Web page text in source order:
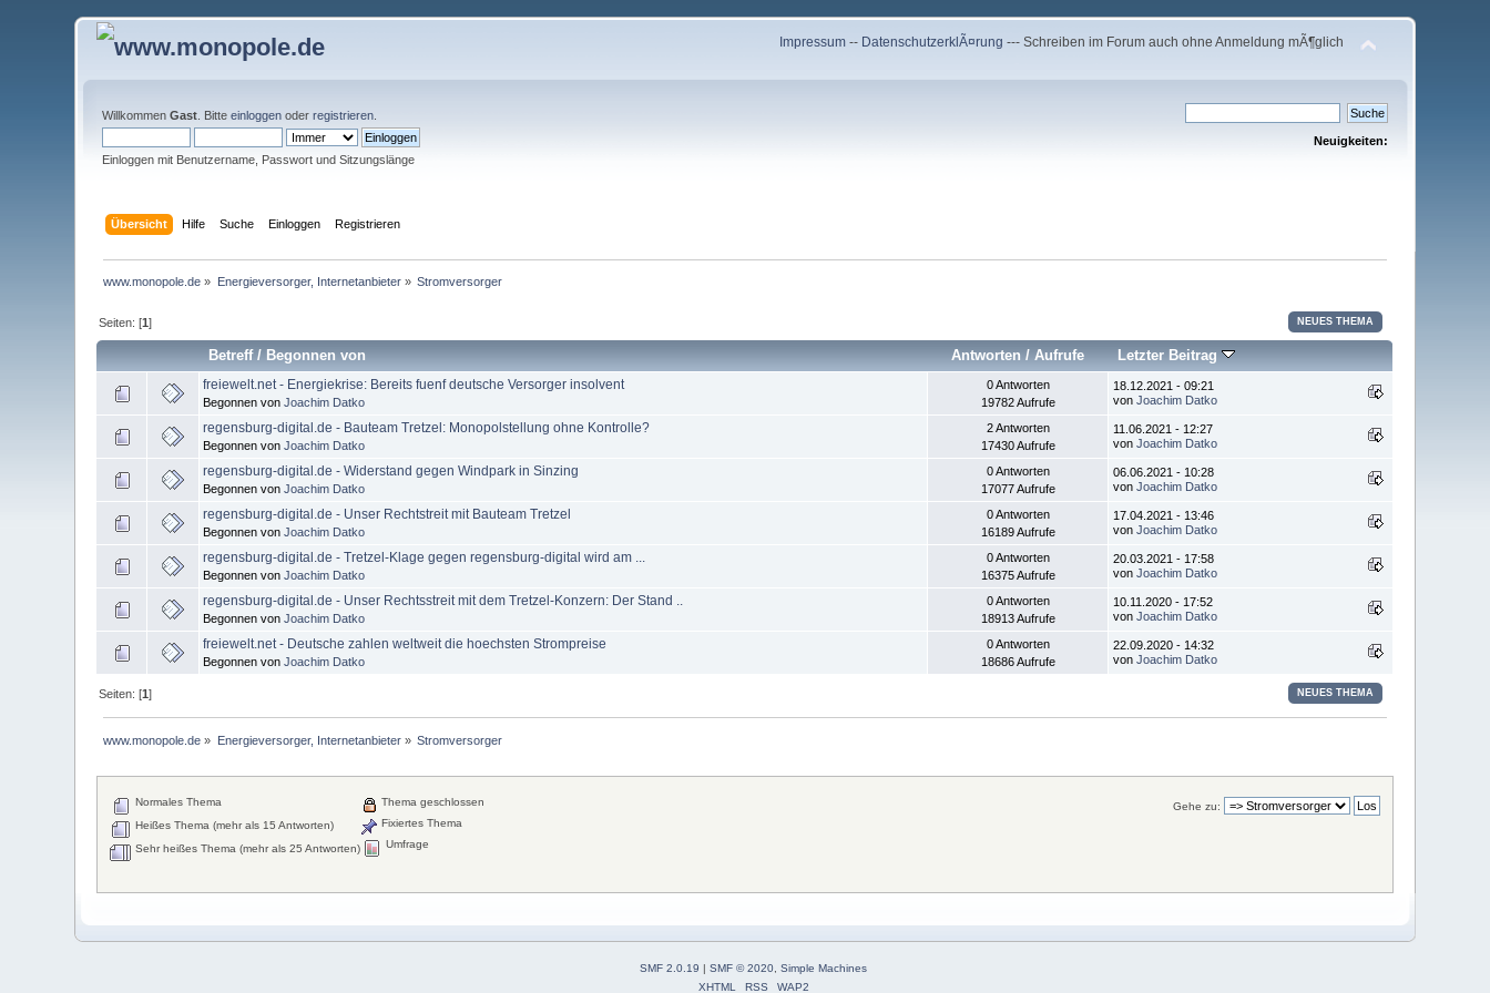
Impressum -- DatenschutzerklÃ¤rung --- Schreiben im Forum auch ohne Anmeldung mÃ¶glich
WillkommenGast . Bitteeinloggen oderregistrieren
Einloggen mit Benutzername, Passwort und Sitzungslänge
Neuigkeiten:
Übersicht Hilfe Suche Einloggen Registrieren
www.monopole.de » Energieversorger, Internetanbieter» Stromversorger
Seiten: [1] NEUES THEMA
Betreff/Begonnen von Antworten/ Aufrufe Letzter Beitrag
freiewelt.net - Energiekrise: Bereits fuenf deutsche Versorger insolvent
Begonnen vonJoachim Datko
0 Antworten
19782 Aufrufe
18.12.2021 - 09:21
vonJoachim Datko
regensburg-digital.de - Bauteam Tretzel: Monopolstellung ohne Kontrolle?
Begonnen vonJoachim Datko
2 Antworten
17430 Aufrufe
11.06.2021 - 12:27
vonJoachim Datko
regensburg-digital.de - Widerstand gegen Windpark in Sinzing
Begonnen vonJoachim Datko
0 Antworten
17077 Aufrufe
06.06.2021 - 10:28
vonJoachim Datko
regensburg-digital.de - Unser Rechtstreit mit Bauteam Tretzel
Begonnen vonJoachim Datko
0 Antworten
16189 Aufrufe
17.04.2021 - 13:46
vonJoachim Datko
regensburg-digital.de - Tretzel-Klage gegen regensburg-digital wird am ...
Begonnen vonJoachim Datko
0 Antworten
16375 Aufrufe
20.03.2021 - 17:58
vonJoachim Datko
regensburg-digital.de - Unser Rechtsstreit mit dem Tretzel-Konzern: Der Stand ..
Begonnen vonJoachim Datko
0 Antworten
18913 Aufrufe
10.11.2020 - 17:52
vonJoachim Datko
freiewelt.net - Deutsche zahlen weltweit die hoechsten Strompreise
Begonnen vonJoachim Datko
0 Antworten
18686 Aufrufe
22.09.2020 - 14:32
vonJoachim Datko
NEUES THEMA
Seiten: [1]
www.monopole.de » Energieversorger, Internetanbieter» Stromversorger
Gehe zu:
Normales Thema
Heißes Thema (mehr als 15 Antworten)
Sehr heißes Thema (mehr als 25 Antworten)
Thema geschlossen
Fixiertes Thema
Umfrage
SMF 2.0.19 | SMF © 2020, Simple Machines
XHTML
RSS WAP2